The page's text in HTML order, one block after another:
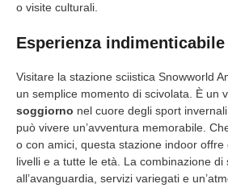
o visite culturali.
Esperienza indimenticabile
Visitare la stazione sciistica Snowworld
un semplice momento di scivolata. È un
soggiorno nel cuore degli sport
può vivere un’avventura memorabile.
o con amici, questa stazione indoor
livelli e a tutte le età. La combinazione di
all’avanguardia, servizi variegati e